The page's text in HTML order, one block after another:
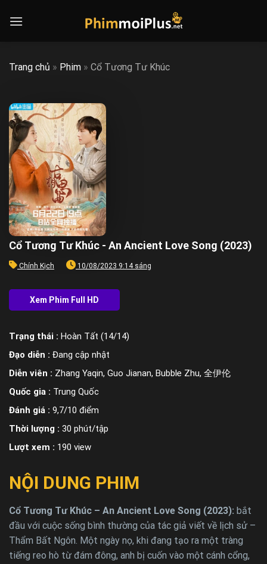
Trang chủ » Phim » Cổ Tương Tư Khúc
Cổ Tương Tư Khúc - An Ancient Love Song (2023)
Chính Kịch 10/08/2023 9:14 sáng
Trạng thái : Hoàn Tất (14/14)
Đạo diễn : Đang cập nhật
Diễn viên : Zhang Yaqin, Guo Jianan, Bubble Zhu, 全伊伦
Quốc gia : Trung Quốc
Đánh giá : 9,7/10 điểm
Thời lượng : 30 phút/tập
Lượt xem : 190 view
NỘI DUNG PHIM
Cổ Tương Tư Khúc – An Ancient Love Song (2023): bắt
đầu với cuộc sống bình thường của tác giả viết về lịch sử –
Thẩm Bất Ngôn. Một ngày nọ, khi đang tạo ra một tràng
tiếng reo hò từ đám đông, anh bị cuốn vào một cánh cổng,